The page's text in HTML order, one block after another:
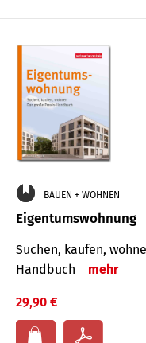
BAUEN + WOHNEN
Eigentumswohnung
Suchen, kaufen,
Handbuch
mehr
29,90 €